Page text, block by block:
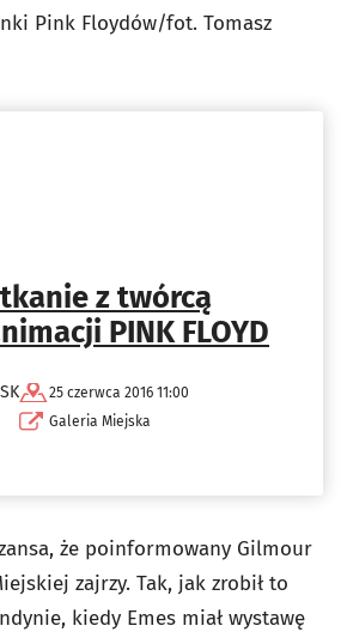
Pink Floydów/fot. Tomasz
z twórcą
PINK FLOYD
25 czerwca 2016 11:00
Galeria Miejska
że poinformowany Gilmour
zajrzy. Tak, jak zrobił to
kiedy Emes miał wystawę